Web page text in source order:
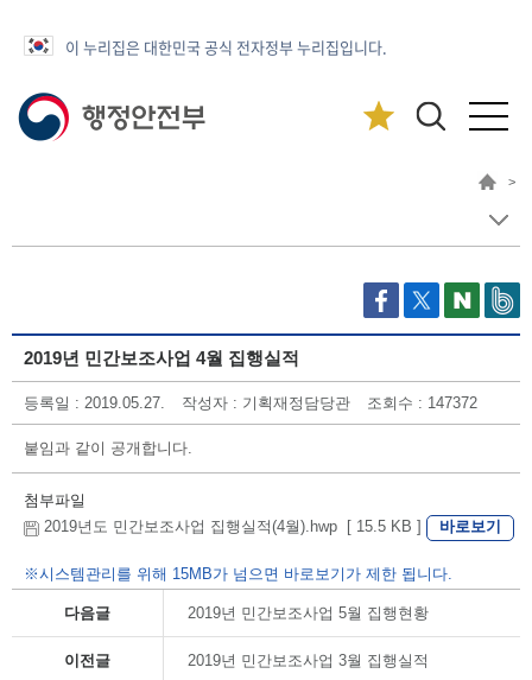
이 누리집은 대한민국 공식 전자정부 누리집입니다.
>
2019년 민간보조사업 4월 집행실적
등록일 : 2019.05.27. 작성자 : 기획재정담당관 조회수 : 147372
붙임과 같이 공개합니다.
첨부파일
2019년도 민간보조사업 집행실적(4월).hwp [ 15.5 KB ]
바로보기
※시스템관리를 위해 15MB가 넘으면 바로보기가 제한 됩니다.
다음글 2019년 민간보조사업 5월 집행현황
이전글 2019년 민간보조사업 3월 집행실적